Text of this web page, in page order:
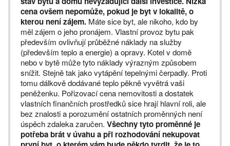
cena ovšem nepomůže, pokud je byt v lokalitě, o
kterou není zájem. Máte sice byt, ale nikoho, kdo by
měl zájem o jeho pronájem. Vlastní provoz bytu pak
především ovlivňují průběžné náklady na služby
(především teplo a energie) a opravy. Kotel v domě
nebo v bytě může tyto náklady výrazným způsobem
snížit. Stejně tak jako vytápění tepelnými čerpadly. Proti
tomu dálkově dodávané teplo pěkně vyvětrá vaši
peněženku. Pořizovací cena nemovitosti a dostatek
vlastních finančních prostředků sice hrají hlavní roli, ale
bez znalosti a porozumění ostatních proměnných není
úspěch zdaleka zaručen. Všechny tyto proměnné je
potřeba brát v úvahu a při rozhodování nekupovat